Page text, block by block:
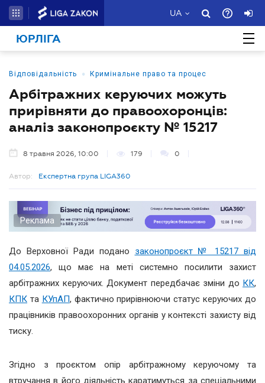
UA
ЮРЛІГА
Відповідальність • Кримінальне право та процес
Арбітражних керуючих можуть
прирівняти до правоохоронців:
аналіз законопроєкту № 15217
8 травня 2026, 10:00 179 0
Автор: Експертна група LIGA360
Реклама
До Верховної Ради подано законопроєкт № 15217 від
04.05.2026, що має на меті системно посилити захист
арбітражних керуючих. Документ передбачає зміни до КК,
КПК та КУпАП, фактично прирівнюючи статус керуючих до
працівників правоохоронних органів у контексті захисту від
тиску.
Згідно з проєктом опір арбітражному керуючому та
втручання в його діяльність каратимуться за спеціальними